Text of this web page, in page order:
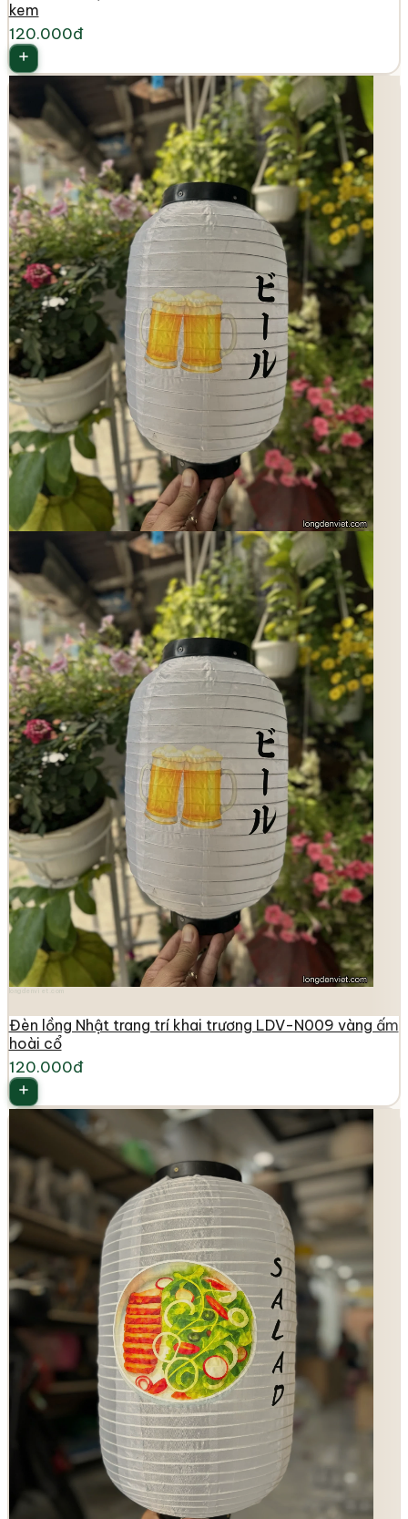
kem
120.000đ
Đèn lồng Nhật trang trí khai trương LDV-N009 vàng ấm
hoài cổ
120.000đ